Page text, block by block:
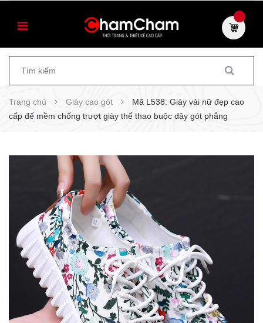
Trang chủ Giày cao gót
Mã L538: Giày vải nữ đẹp cao
cấp đế mềm chống trượt giày thể thao buộc dây gót phẳng